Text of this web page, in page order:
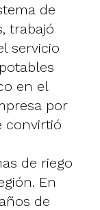
de
trabajó
servicio
en el
por
convirtió
de riego
En
de